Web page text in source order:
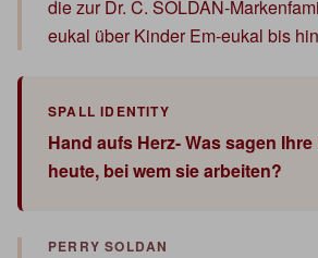
die zur Dr. C. SOLDAN-
eukal über Kinder Em-eukal bis
Hand aufs Herz- Was sagen
heute, bei wem sie arbeiten?